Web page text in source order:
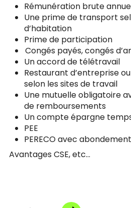
Rémunération brute
Une prime de transport
d’habitation
Prime de participation
Congés payés, congés
Un accord de télétravail
Restaurant d’entreprise
selon les sites de travail
Une mutuelle obligatoire
de remboursements
Un compte épargne
PEE
PERECO avec
Avantages CSE, etc…